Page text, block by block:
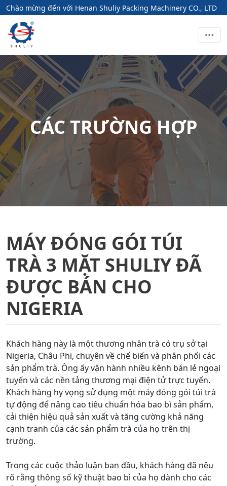
Chào mừng đến với Henan Shuliy Packing Machinery CO., LTD
CÁC TRƯỜNG HỢP
MÁY ĐÓNG GÓI TÚI
TRÀ 3 MẶT SHULIY ĐÃ
ĐƯỢC BÁN CHO
NIGERIA
Khách hàng này là một thương nhân trà có trụ sở tại
Nigeria, Châu Phi, chuyên về chế biến và phân phối các
sản phẩm trà. Ông ấy vận hành nhiều kênh bán lẻ ngoại
tuyến và các nền tảng thương mại điện tử trực tuyến.
Khách hàng hy vọng sử dụng một máy đóng gói túi trà
tự động để nâng cao tiêu chuẩn hóa bao bì sản phẩm,
cải thiện hiệu quả sản xuất và tăng cường khả năng
cạnh tranh của các sản phẩm trà của họ trên thị
trường.
Trong các cuộc thảo luận ban đầu, khách hàng đã nêu
rõ rằng thông số kỹ thuật bao bì của họ dành cho các